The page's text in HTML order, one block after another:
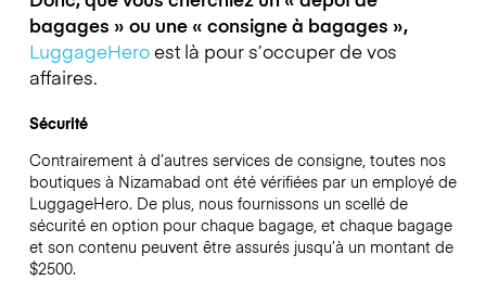
bagages » ou une « consigne à bagages »,
LuggageHeroest là pour s’occuper de vos
affaires.
Sécurité
Contrairement à d’autres services de consigne,toutes nos
boutiques à Nizamabad ont été vérifiées par un employé de
LuggageHero. De plus, nous fournissons un scellé de
sécurité en option pour chaque bagage, et chaque bagage
et son contenu peuvent être assurés jusqu’à un montant de
$2500.